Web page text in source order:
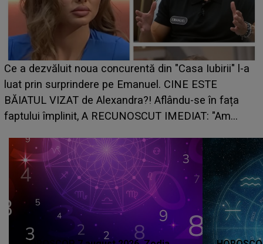
Ce a dezvăluit noua concurentă din "Casa Iubirii" l-a
luat prin surprindere pe Emanuel. CINE ESTE
BĂIATUL VIZAT de Alexandra?! Aflându-se în fața
faptului împlinit, A RECUNOSCUT IMEDIAT: "Am